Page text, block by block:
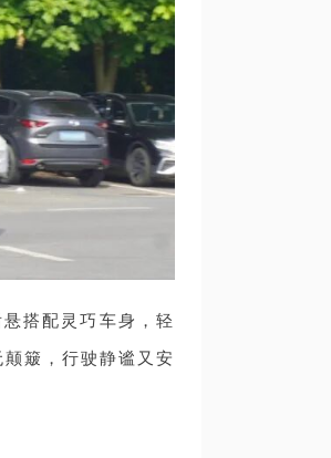
搭配灵巧车身，轻
簸，行驶静谧又安